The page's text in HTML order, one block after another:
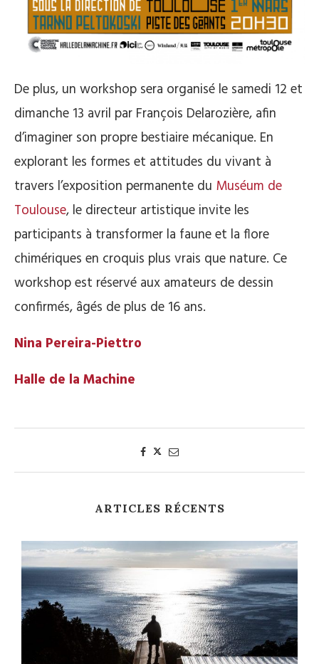
De plus, un workshop sera organisé le samedi 12 et
dimanche 13 avril par François Delarozière, afin
d’imaginer son propre bestiaire mécanique. En
explorant les formes et attitudes du vivant à
travers l’exposition permanente du Muséum de
Toulouse, le directeur artistique invite les
participants à transformer la faune et la flore
chimériques en croquis plus vrais que nature. Ce
workshop est réservé aux amateurs de dessin
confirmés, âgés de plus de 16 ans.
Nina Pereira-Piettro
Halle de la Machine
ARTICLES RÉCENTS